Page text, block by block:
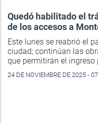
Quedó habilitado el
de los accesos a
Este lunes se reabrió el
ciudad; continúan las
que permitirán el ingreso
24 DE NOVIEMBRE DE 2025 -